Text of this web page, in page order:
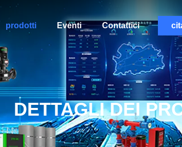
prodotti Eventi Contattici
DETTAGLI DEI